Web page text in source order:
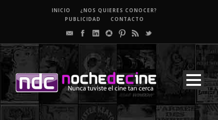
INICIO
¿NOS QUIERES CONOCER?
PUBLICIDAD
CONTACTO